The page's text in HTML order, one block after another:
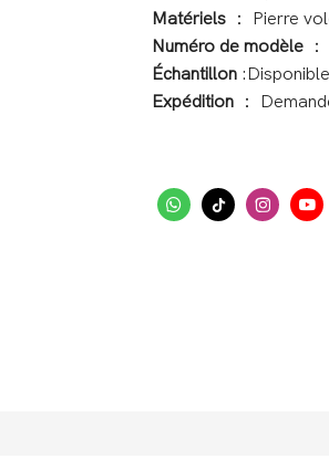
Matériels
： Pierre
Numéro de modèle
Échantillon :Disponible
Expédition
：